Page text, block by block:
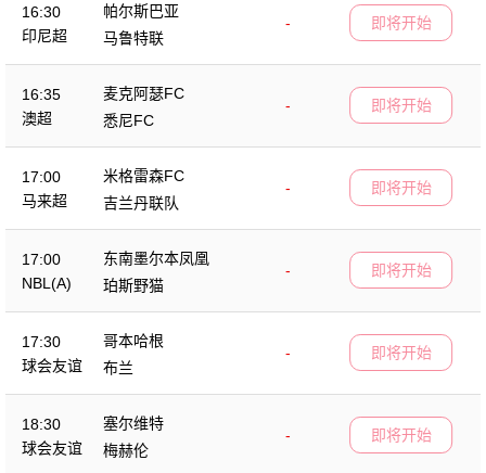
16:30
印尼超
帕尔斯巴亚
-
马鲁特联
即将开始
16:35
澳超
麦克阿瑟FC
-
悉尼FC
即将开始
17:00
马来超
米格雷森FC
-
吉兰丹联队
即将开始
17:00
NBL(A)
东南墨尔本凤凰
-
珀斯野猫
即将开始
17:30
球会友谊
哥本哈根
-
布兰
即将开始
18:30
球会友谊
塞尔维特
-
梅赫伦
即将开始